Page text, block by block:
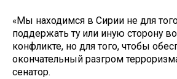
«Мы находимся в Сирии не для
поддержать ту или иную сторону
конфликте, но для того, чтобы
окончательный разгром
сенатор.